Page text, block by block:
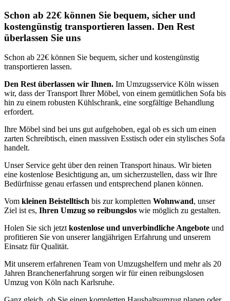
Schon ab 22€ können Sie bequem, sicher und
kostengünstig transportieren lassen. Den Rest
überlassen Sie uns
Schon ab 22€ können Sie bequem, sicher und kostengünstig
transportieren lassen.
Den Rest überlassen wir Ihnen. Im Umzugsservice Köln wissen
wir, dass der Transport Ihrer Möbel, von einem gemütlichen Sofa bis
hin zu einem robusten Kühlschrank, eine sorgfältige Behandlung
erfordert.
Ihre Möbel sind bei uns gut aufgehoben, egal ob es sich um einen
zarten Schreibtisch, einen massiven Esstisch oder ein stylisches Sofa
handelt.
Unser Service geht über den reinen Transport hinaus. Wir bieten
eine kostenlose Besichtigung an, um sicherzustellen, dass wir Ihre
Bedürfnisse genau erfassen und entsprechend planen können.
Vom kleinen Beistelltisch bis zur kompletten Wohnwand, unser
Ziel ist es, Ihren Umzug so reibungslos wie möglich zu gestalten.
Holen Sie sich jetzt kostenlose und unverbindliche Angebote und
profitieren Sie von unserer langjährigen Erfahrung und unserem
Einsatz für Qualität.
Mit unserem erfahrenen Team von Umzugshelfern und mehr als 20
Jahren Branchenerfahrung sorgen wir für einen reibungslosen
Umzug von Köln nach Karlsruhe.